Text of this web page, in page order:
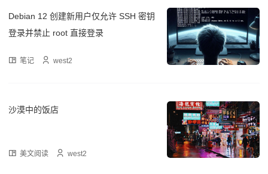
Debian 12 创建新用户仅允许 SSH 密钥
登录并禁止 root 直接登录
笔记 west2
沙漠中的饭店
美文阅读 west2